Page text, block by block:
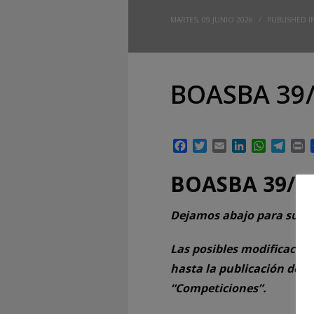
MARTES, 09 JUNIO 2026 / PUBLISHED
BOASBA
Facebook
TwitterEmailLinkedIn
BOASBA 39/
Dejamos abajo para su
Las posibles
hasta la publicación del
“Competiciones”.